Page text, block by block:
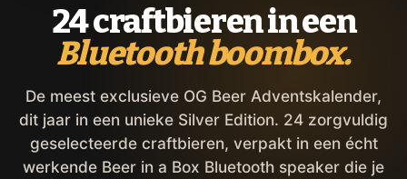
24 craftbieren in een
Bluetooth boombox.
De meest exclusieve OG Beer Adventskalender,
dit jaar in een unieke Silver Edition. 24 zorgvuldig
geselecteerde craftbieren, verpakt in een écht
werkende Beer in a Box Bluetooth speaker die je